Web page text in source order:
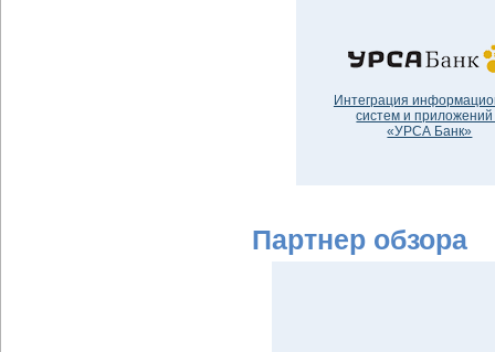
Интеграция
систем и приложений
«УРСА Банк»
Партнер обзора